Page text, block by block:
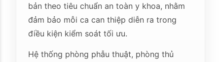
bản theo tiêu chuẩn an toàn y khoa, nhằm
đảm bảo mỗi ca can thiệp diễn ra trong
điều kiện kiểm soát tối ưu.
Hệ thống phòng phẫu thuật, phòng thủ